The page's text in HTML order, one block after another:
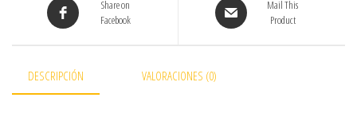
Share on
Facebook
Mail This
Product
DESCRIPCIÓN VALORACIONES (0)